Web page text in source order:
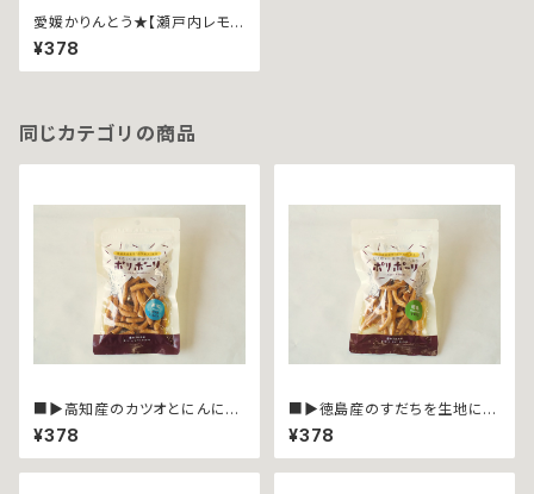
愛媛かりんとう★【瀬戸内レモン
使用】ポリポーリ ~チーズ４０
ｇ袋入∼
¥378
同じカテゴリの商品
■▶︎高知産のカツオとにんにく
を生地に練り込みました★ポリ
ポーリ ∼カツオにんにく４０ｇ
袋入∼
¥378
■▶︎徳島産のすだちを生地に練
り込みました★ポリポーリ ∼
すだち４０ｇ袋入∼
¥378